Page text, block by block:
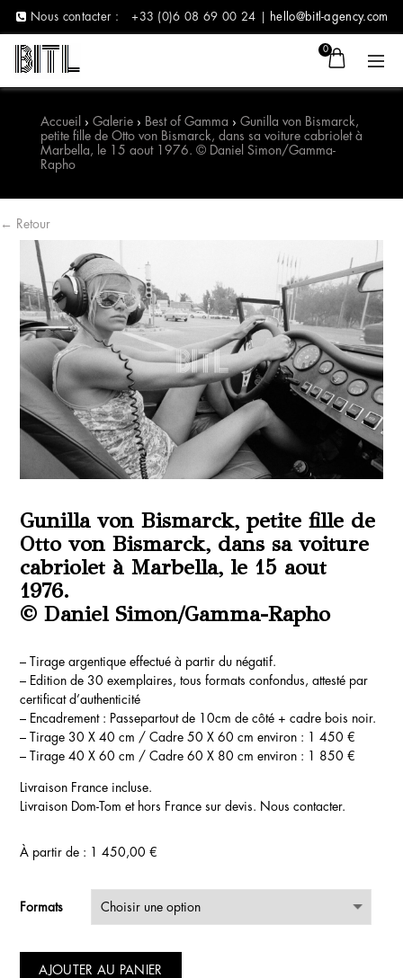
Nous contacter : +33 (0)6 08 69 00 24 | hello@bitl-agency.com
0
Accueil › Galerie› Best of Gamma › Gunilla von Bismarck,
petite fille de Otto von Bismarck, dans sa voiture cabriolet à
Marbella, le 15 aout 1976. © Daniel Simon/Gamma-
Rapho
← Retour
Gunilla von Bismarck, petite fille de
Otto von Bismarck, dans sa voiture
cabriolet à Marbella, le 15 aout
1976.
© Daniel Simon/Gamma-Rapho
– Tirage argentique effectué à partir du négatif.
– Edition de 30 exemplaires, tous formats confondus, attesté par
certificat d’authenticité
– Encadrement : Passepartout de 10cm de côté + cadre bois noir.
– Tirage 30 X 40 cm / Cadre 50 X 60 cm environ : 1 450 €
– Tirage 40 X 60 cm / Cadre 60 X 80 cm environ : 1 850 €
Livraison France incluse.
Livraison Dom-Tom et hors France sur devis. Nous contacter.
À partir de : 1 450,00€
Formats
AJOUTER AU PANIER